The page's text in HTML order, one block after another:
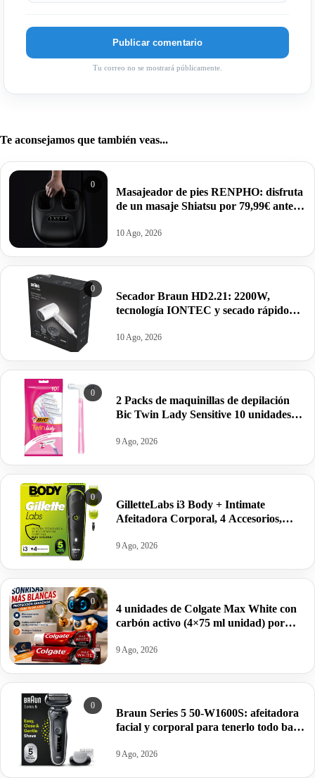
Tu correo no se mostrará públicamente.
Te aconsejamos que también veas...
0
Masajeador de pies RENPHO: disfruta
de un masaje Shiatsu por 79,99€ antes
10 Ago, 2026
0
Secador Braun HD2.21: 2200W,
tecnología IONTEC y secado rápido
24,90€ antes 49,90€.
10 Ago, 2026
0
2 Packs de maquinillas de depilación
Bic Twin Lady Sensitive 10 unidades
9 Ago, 2026
0
GilletteLabs i3 Body + Intimate
Afeitadora Corporal, 4 Accesorios,
9 Ago, 2026
0
4 unidades de Colgate Max White con
carbón activo (4×75 ml unidad) por
9 Ago, 2026
0
Braun Series 5 50-W1600S: afeitadora
facial y corporal para tenerlo todo bajo
9 Ago, 2026